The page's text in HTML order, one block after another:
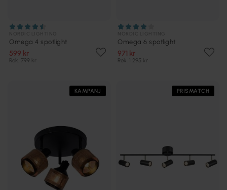
Omega 4 spotlight
599 kr
Rek. 799 kr
Omega 6 spotlight
971 kr
Rek. 1 295 kr
KAMPANJ PRISMATCH